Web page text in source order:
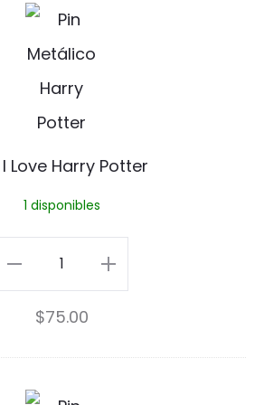
cantidad
P
i
n
I
v
H
a
r
I Love Harry Potter
1 disponibles
Pin
I
Love
Harry
Potter
$75.00
M